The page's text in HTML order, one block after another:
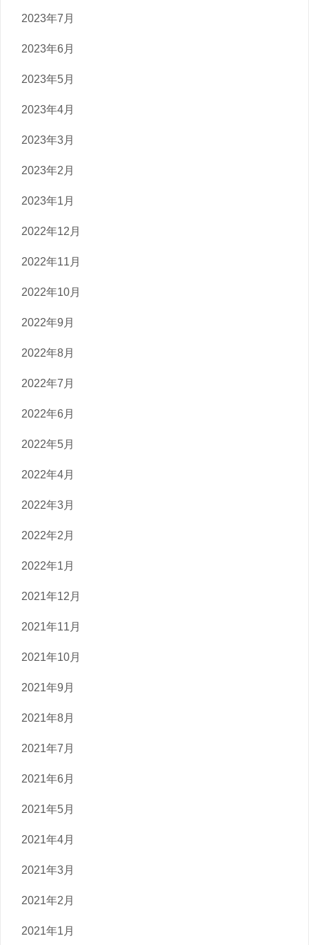
2023年7月
2023年6月
2023年5月
2023年4月
2023年3月
2023年2月
2023年1月
2022年12月
2022年11月
2022年10月
2022年9月
2022年8月
2022年7月
2022年6月
2022年5月
2022年4月
2022年3月
2022年2月
2022年1月
2021年12月
2021年11月
2021年10月
2021年9月
2021年8月
2021年7月
2021年6月
2021年5月
2021年4月
2021年3月
2021年2月
2021年1月